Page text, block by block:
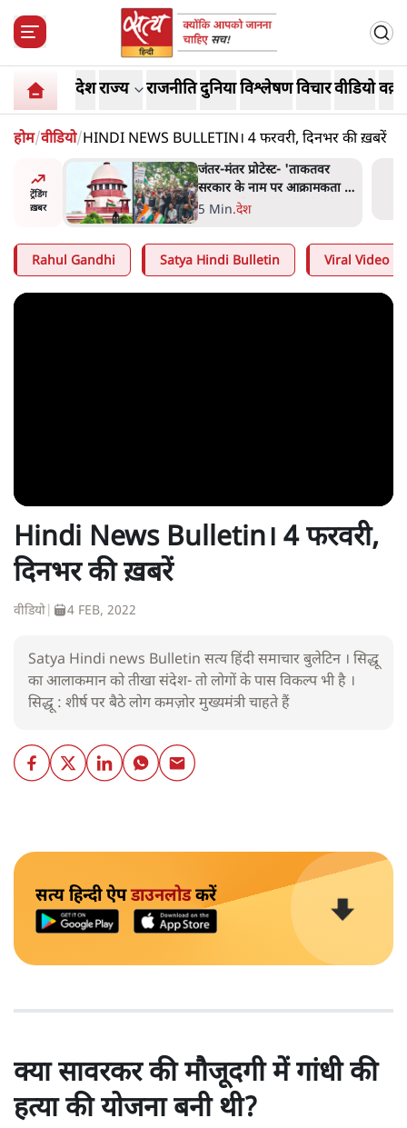
देशराज्य राजनीतिदुनियाविश्लेषणविचारवीडियो
होम/वीडियो/HINDI NEWS BULLETIN। 4 फरवरी, दिनभर की ख़बरें
ट्रेंडिंग
ख़बर
से
जंतर-मंतर प्रोटेस्ट- 'ताकतवर
सरकार के नाम पर आक्रामकता न
दिखाए पुलिस, जेन जी को सुने':
5 Min.देश
Rahul Gandhi Satya Hindi Bulletin Viral Video
Hindi News Bulletin। 4 फरवरी,
दिनभर की ख़बरें
वीडियो 4 FEB, 2022
Satya Hindi news Bulletin सत्य हिंदी समाचार बुलेटिन । सिद्धू
का आलाकमान को तीखा संदेश- तो लोगों के पास विकल्प भी है ।
सिद्धू : शीर्ष पर बैठे लोग कमज़ोर मुख्यमंत्री चाहते हैं
सत्य हिन्दी ऐपडाउनलोडकरें
क्या सावरकर की मौजूदगी में गांधी की
हत्या की योजना बनी थी?